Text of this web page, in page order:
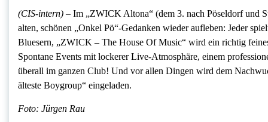
(CIS-intern) – Im „ZWICK Altona“ (dem 3. nach Pöseldorf und
alten, schönen „Onkel Pö“-Gedanken wieder aufleben: Jeder
Bluesern, „ZWICK – The House Of Music“ wird ein richtig
Spontane Events mit lockerer Live-Atmosphäre, einem
überall im ganzen Club! Und vor allen Dingen wird dem
älteste Boygroup“ eingeladen.
Foto: Jürgen Rau